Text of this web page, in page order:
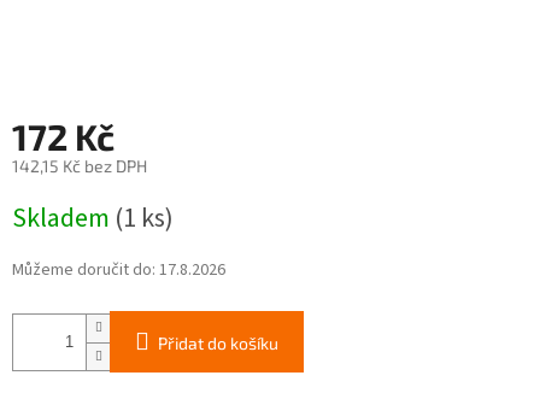
172 Kč
142,15 Kč bez DPH
cena:
Skladem (1 ks)
Můžeme doručit do: 17.8.2026
Přidat do košíku